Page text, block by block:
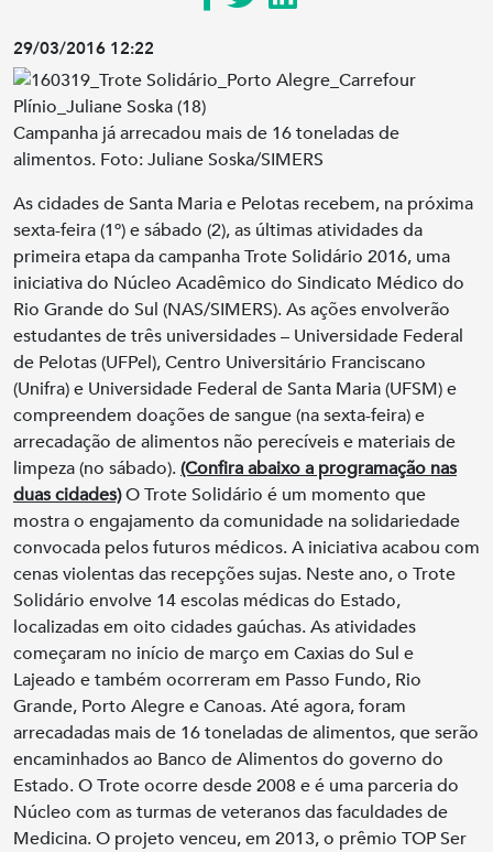
29/03/2016 12:22
Campanha já arrecadou mais de 16 toneladas de
alimentos. Foto: Juliane Soska/SIMERS
As cidades de Santa Maria e Pelotas recebem, na próxima
sexta-feira (1º) e sábado (2), as últimas atividades da
primeira etapa da campanha Trote Solidário 2016, uma
iniciativa do Núcleo Acadêmico do Sindicato Médico do
Rio Grande do Sul (NAS/SIMERS). As ações envolverão
estudantes de três universidades – Universidade Federal
de Pelotas (UFPel), Centro Universitário Franciscano
(Unifra) e Universidade Federal de Santa Maria (UFSM) e
compreendem doações de sangue (na sexta-feira) e
arrecadação de alimentos não perecíveis e materiais de
limpeza (no sábado).(Confira abaixo a programação nas
duas cidades)O Trote Solidário é um momento que
mostra o engajamento da comunidade na solidariedade
convocada pelos futuros médicos. A iniciativa acabou com
cenas violentas das recepções sujas. Neste ano, o Trote
Solidário envolve 14 escolas médicas do Estado,
localizadas em oito cidades gaúchas. As atividades
começaram no início de março em Caxias do Sul e
Lajeado e também ocorreram em Passo Fundo, Rio
Grande, Porto Alegre e Canoas. Até agora, foram
arrecadadas mais de 16 toneladas de alimentos, que serão
encaminhados ao Banco de Alimentos do governo do
Estado. O Trote ocorre desde 2008 e é uma parceria do
Núcleo com as turmas de veteranos das faculdades de
Medicina. O projeto venceu, em 2013, o prêmio TOP Ser